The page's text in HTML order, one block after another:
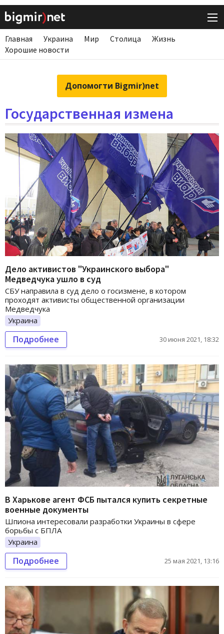
Главная Украина Мир Столица
Жизнь
Хорошие новости
Допомогти Bigmir)net
Государственная измена
Дело активистов "Украинского выбора"
Медведчука ушло в суд
СБУ направила в суд дело о госизмене, в котором
проходят активисты общественной организации
Медведчука
Украина
Подробнее 30 июня 2021, 18:32
В Харькове агент ФСБ пытался купить секретные
военные документы
Шпиона интересовали разработки Украины в сфере
борьбы с БПЛА
Украина
Подробнее 25 мая 2021, 13:16